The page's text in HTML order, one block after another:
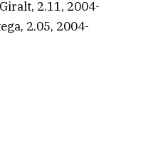
2.11, 2004-
2.05, 2004-